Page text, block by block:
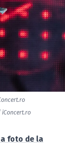
foto de la